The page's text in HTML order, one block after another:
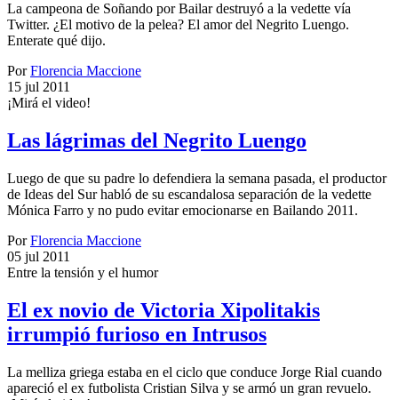
La campeona de Soñando por Bailar destruyó a la vedette vía
Twitter. ¿El motivo de la pelea? El amor del Negrito Luengo.
Enterate qué dijo.
PorFlorencia Maccione
15 jul 2011
¡Mirá el video!
Las lágrimas del Negrito Luengo
Luego de que su padre lo defendiera la semana pasada, el productor
de Ideas del Sur habló de su escandalosa separación de la vedette
Mónica Farro y no pudo evitar emocionarse en Bailando 2011.
PorFlorencia Maccione
05 jul 2011
Entre la tensión y el humor
El ex novio de Victoria Xipolitakis
irrumpió furioso en Intrusos
La melliza griega estaba en el ciclo que conduce Jorge Rial cuando
apareció el ex futbolista Cristian Silva y se armó un gran revuelo.